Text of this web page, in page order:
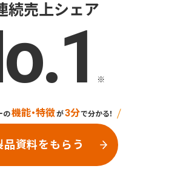
続売上シェア
※
の機能・特徴が3分で分かる！
品資料をもらう